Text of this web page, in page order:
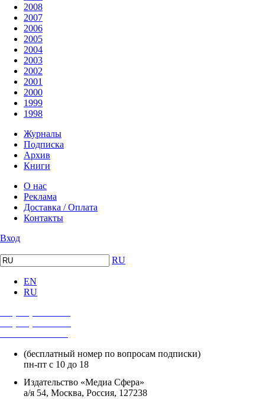
2008
2007
2006
2005
2004
2003
2002
2001
2000
1999
1998
Журналы
Подписка
Архив
Книги
О нас
Реклама
Доставка / Оплата
Контакты
Вход
RU
EN
RU
(бесплатный номер по вопросам подписки)
пн-пт с 10 до 18
Издательство «Медиа Сфера»
а/я 54, Москва, Россия, 127238